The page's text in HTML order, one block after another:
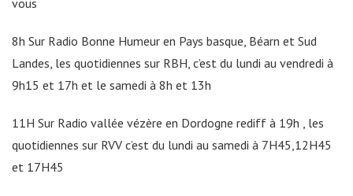
vous
8h Sur Radio Bonne Humeur en Pays basque, Béarn et Sud
Landes, les quotidiennes sur RBH, c’est du lundi au vendredi à
9h15 et 17h et le samedi à 8h et 13h
11H Sur Radio vallée vézère en Dordogne rediff à 19h , les
quotidiennes sur RVV c’est du lundi au samedi à 7H45,12H45
et 17H45